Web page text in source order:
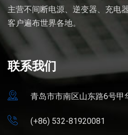
主营不间断电源、逆变器、充电
客户遍布世界各地。
联系我们
青岛市市南区山东路6号甲
(+86) 532-81920081